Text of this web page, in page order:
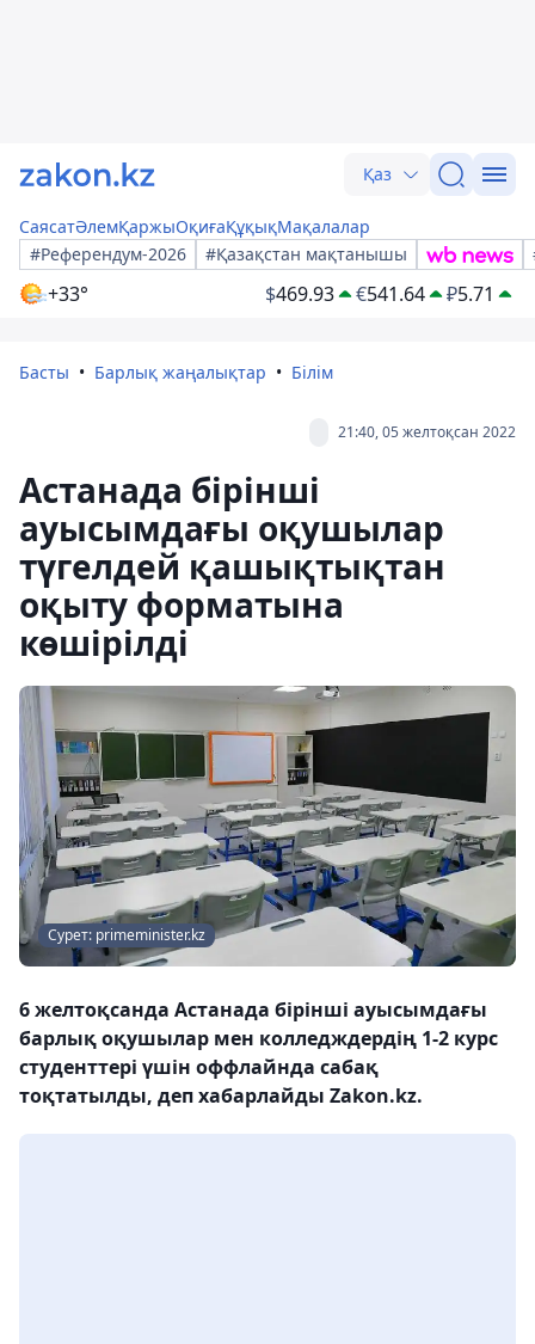
Қаз
СаясатӘлемҚаржыОқиғаҚұқықМақалалар
#Референдум-2026
#Қазақстан мақтанышы
+33° $469.93 €541.64 ₽5.71
Басты Барлық жаңалықтар Білім
21:40, 05 желтоқсан 2022
Астанада бірінші
ауысымдағы оқушылар
түгелдей қашықтықтан
оқыту форматына
көшірілді
Сурет: primeminister.kz
6 желтоқсанда Астанада бірінші ауысымдағы
барлық оқушылар мен колледждердің 1-2 курс
студенттері үшін оффлайнда сабақ
тоқтатылды, деп хабарлайды Zakon.kz.